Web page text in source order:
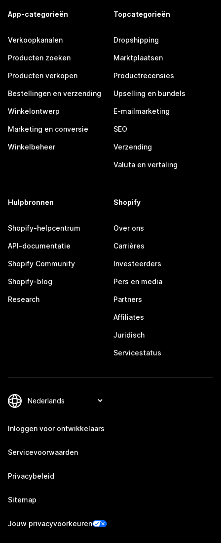
App-categorieën
Verkoopkanalen
Producten zoeken
Producten verkopen
Bestellingen en verzending
Winkelontwerp
Marketing en conversie
Winkelbeheer
Topcategorieën
Dropshipping
Marktplaatsen
Productrecensies
Upselling en bundels
E-mailmarketing
SEO
Verzending
Valuta en vertaling
Hulpbronnen
Shopify-helpcentrum
API-documentatie
Shopify Community
Shopify-blog
Research
Shopify
Over ons
Carrières
Investeerders
Pers en media
Partners
Affiliates
Juridisch
Servicestatus
Inloggen voor ontwikkelaars
Servicevoorwaarden
Privacybeleid
Sitemap
Jouw privacyvoorkeuren